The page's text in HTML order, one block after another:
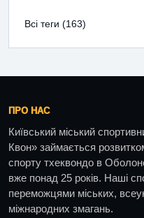
Всі теги (163)
ПРО НАС
Київський міський
Квон» займається
спорту тхеквондо в
вже понад 25 років. Наші
переможцями міських,
міжнародних змагань.